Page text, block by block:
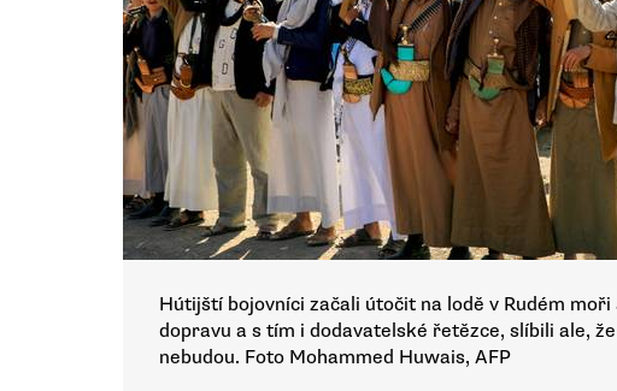
Hútijští bojovníci začali útočit na lodě v Rudém
dopravu a s tím i dodavatelské řetězce, slíbili ale,
nebudou. Foto Mohammed Huwais, AFP